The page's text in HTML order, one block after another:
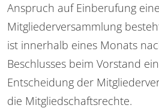
Anspruch auf Einberufung
Mitgliederversammlung
ist innerhalb eines Monats
Beschlusses beim Vorstand
Entscheidung der
die Mitgliedschaftsrechte.